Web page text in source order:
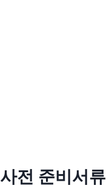
사전 준비서류